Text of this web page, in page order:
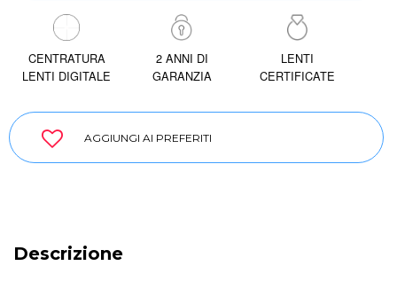
CENTRATURA
LENTI DIGITALE
2 ANNI DI
GARANZIA
LENTI
CERTIFICATE
AGGIUNGI AI PREFERITI
Descrizione